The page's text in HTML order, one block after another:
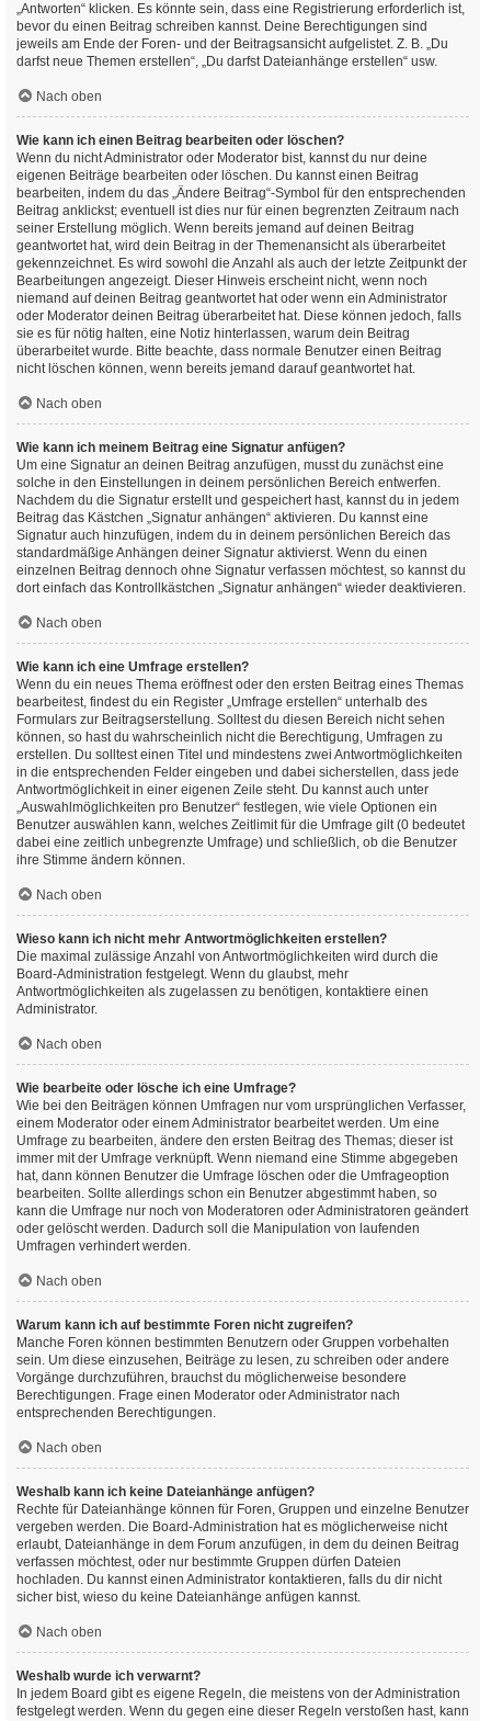
„Antworten“ klicken. Es könnte sein, dass eine Registrierung erforderlich ist,
bevor du einen Beitrag schreiben kannst. Deine Berechtigungen sind
jeweils am Ende der Foren- und der Beitragsansicht aufgelistet. Z. B. „Du
darfst neue Themen erstellen“, „Du darfst Dateianhänge erstellen“ usw.
Nach oben
Wie kann ich einen Beitrag bearbeiten oder löschen?
Wenn du nicht Administrator oder Moderator bist, kannst du nur deine
eigenen Beiträge bearbeiten oder löschen. Du kannst einen Beitrag
bearbeiten, indem du das „Ändere Beitrag“-Symbol für den entsprechenden
Beitrag anklickst; eventuell ist dies nur für einen begrenzten Zeitraum nach
seiner Erstellung möglich. Wenn bereits jemand auf deinen Beitrag
geantwortet hat, wird dein Beitrag in der Themenansicht als überarbeitet
gekennzeichnet. Es wird sowohl die Anzahl als auch der letzte Zeitpunkt der
Bearbeitungen angezeigt. Dieser Hinweis erscheint nicht, wenn noch
niemand auf deinen Beitrag geantwortet hat oder wenn ein Administrator
oder Moderator deinen Beitrag überarbeitet hat. Diese können jedoch, falls
sie es für nötig halten, eine Notiz hinterlassen, warum dein Beitrag
überarbeitet wurde. Bitte beachte, dass normale Benutzer einen Beitrag
nicht löschen können, wenn bereits jemand darauf geantwortet hat.
Nach oben
Wie kann ich meinem Beitrag eine Signatur anfügen?
Um eine Signatur an deinen Beitrag anzufügen, musst du zunächst eine
solche in den Einstellungen in deinem persönlichen Bereich entwerfen.
Nachdem du die Signatur erstellt und gespeichert hast, kannst du in jedem
Beitrag das Kästchen „Signatur anhängen“ aktivieren. Du kannst eine
Signatur auch hinzufügen, indem du in deinem persönlichen Bereich das
standardmäßige Anhängen deiner Signatur aktivierst. Wenn du einen
einzelnen Beitrag dennoch ohne Signatur verfassen möchtest, so kannst du
dort einfach das Kontrollkästchen „Signatur anhängen“ wieder deaktivieren.
Nach oben
Wie kann ich eine Umfrage erstellen?
Wenn du ein neues Thema eröffnest oder den ersten Beitrag eines Themas
bearbeitest, findest du ein Register „Umfrage erstellen“ unterhalb des
Formulars zur Beitragserstellung. Solltest du diesen Bereich nicht sehen
können, so hast du wahrscheinlich nicht die Berechtigung, Umfragen zu
erstellen. Du solltest einen Titel und mindestens zwei Antwortmöglichkeiten
in die entsprechenden Felder eingeben und dabei sicherstellen, dass jede
Antwortmöglichkeit in einer eigenen Zeile steht. Du kannst auch unter
„Auswahlmöglichkeiten pro Benutzer“ festlegen, wie viele Optionen ein
Benutzer auswählen kann, welches Zeitlimit für die Umfrage gilt (0 bedeutet
dabei eine zeitlich unbegrenzte Umfrage) und schließlich, ob die Benutzer
ihre Stimme ändern können.
Nach oben
Wieso kann ich nicht mehr Antwortmöglichkeiten erstellen?
Die maximal zulässige Anzahl von Antwortmöglichkeiten wird durch die
Board-Administration festgelegt. Wenn du glaubst, mehr
Antwortmöglichkeiten als zugelassen zu benötigen, kontaktiere einen
Administrator.
Nach oben
Wie bearbeite oder lösche ich eine Umfrage?
Wie bei den Beiträgen können Umfragen nur vom ursprünglichen Verfasser,
einem Moderator oder einem Administrator bearbeitet werden. Um eine
Umfrage zu bearbeiten, ändere den ersten Beitrag des Themas; dieser ist
immer mit der Umfrage verknüpft. Wenn niemand eine Stimme abgegeben
hat, dann können Benutzer die Umfrage löschen oder die Umfrageoption
bearbeiten. Sollte allerdings schon ein Benutzer abgestimmt haben, so
kann die Umfrage nur noch von Moderatoren oder Administratoren geändert
oder gelöscht werden. Dadurch soll die Manipulation von laufenden
Umfragen verhindert werden.
Nach oben
Warum kann ich auf bestimmte Foren nicht zugreifen?
Manche Foren können bestimmten Benutzern oder Gruppen vorbehalten
sein. Um diese einzusehen, Beiträge zu lesen, zu schreiben oder andere
Vorgänge durchzuführen, brauchst du möglicherweise besondere
Berechtigungen. Frage einen Moderator oder Administrator nach
entsprechenden Berechtigungen.
Nach oben
Weshalb kann ich keine Dateianhänge anfügen?
Rechte für Dateianhänge können für Foren, Gruppen und einzelne Benutzer
vergeben werden. Die Board-Administration hat es möglicherweise nicht
erlaubt, Dateianhänge in dem Forum anzufügen, in dem du deinen Beitrag
verfassen möchtest, oder nur bestimmte Gruppen dürfen Dateien
hochladen. Du kannst einen Administrator kontaktieren, falls du dir nicht
sicher bist, wieso du keine Dateianhänge anfügen kannst.
Nach oben
Weshalb wurde ich verwarnt?
In jedem Board gibt es eigene Regeln, die meistens von der Administration
festgelegt werden. Wenn du gegen eine dieser Regeln verstoßen hast, kann